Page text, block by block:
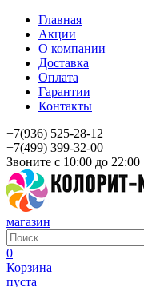
Главная
Акции
О компании
Доставка
Оплата
Гарантии
Контакты
+7(936) 525-28-12
+7(499) 399-32-00
Звоните с 10:00 до 22:00
магазин
0
Корзина
пуста